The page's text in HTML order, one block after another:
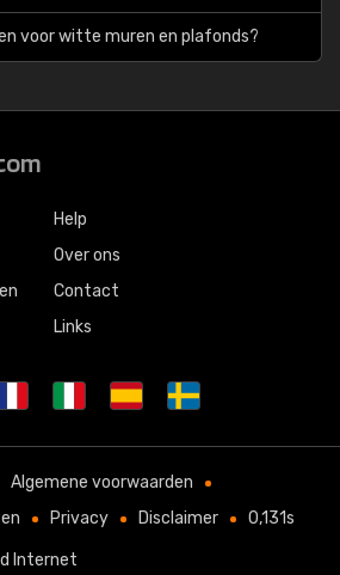
voor witte muren en plafonds?
Help
Over ons
Contact
Links
Algemene voorwaarden
Privacy Disclaimer 0,131s
Internet